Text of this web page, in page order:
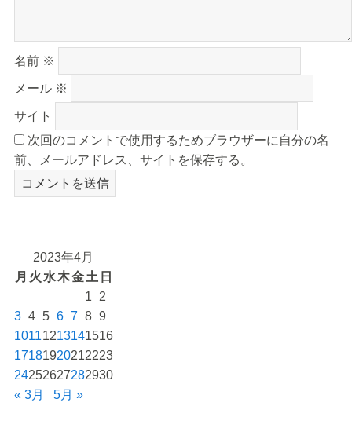
名前 ※
メール ※
サイト
次回のコメントで使用するためブラウザーに自分の名
前、メールアドレス、サイトを保存する。
2023年4月
月 火 水木金土 日
1
2
3 4 5 6 7 8 9
10111213141516
17181920212223
24252627282930
« 3月
5月 »